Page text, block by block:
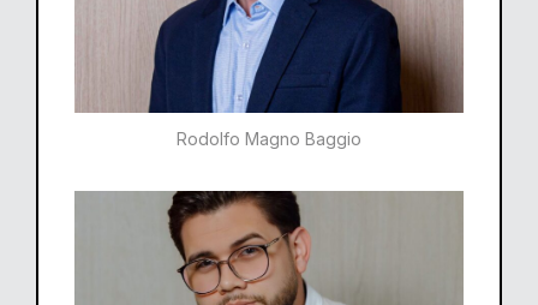
Rodolfo Magno Baggio​​